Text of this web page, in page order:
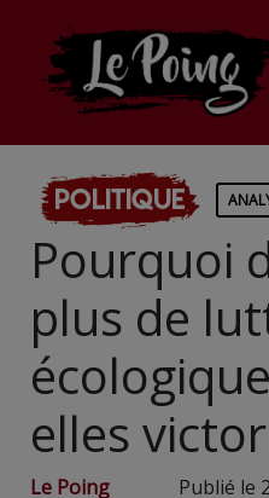
Politique
Pourquoi
plus de
elles
Le Poing Publié le